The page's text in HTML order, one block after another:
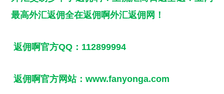
最高外汇返佣全在返佣啊外汇返佣网 ！
返佣啊官方QQ：112899994
返佣啊官方网站：www.fanyonga.com